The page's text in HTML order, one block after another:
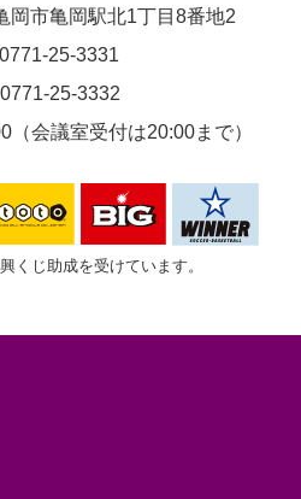
岡市亀岡駅北1丁目8番地2
25-3331
25-3332
（会議室受付は20:00まで）
くじ助成を受けています。